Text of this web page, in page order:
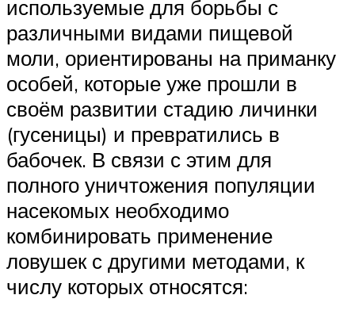
используемые для борьбы с
различными видами пищевой
моли, ориентированы на приманку
особей, которые уже прошли в
своём развитии стадию личинки
(гусеницы) и превратились в
бабочек. В связи с этим для
полного уничтожения популяции
насекомых необходимо
комбинировать применение
ловушек с другими методами, к
числу которых относятся: